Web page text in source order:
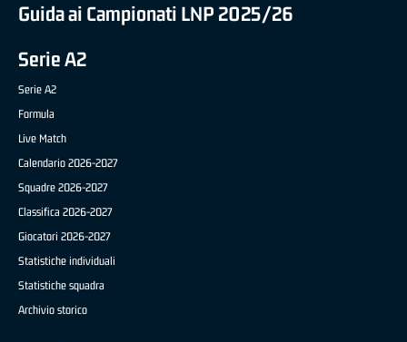
Guida ai Campionati LNP 2025/26
Serie A2
Serie A2
Formula
Live Match
Calendario 2026-2027
Squadre 2026-2027
Classifica 2026-2027
Giocatori 2026-2027
Statistiche individuali
Statistiche squadra
Archivio storico